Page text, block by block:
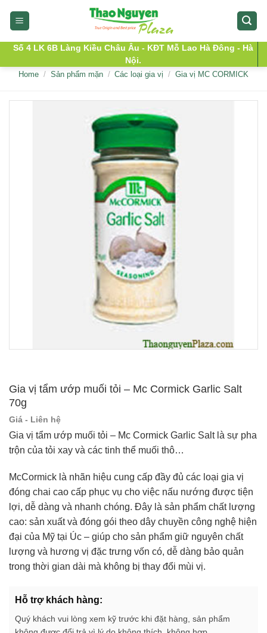
Số 4 LK 6B Làng Kiều Châu Âu - KĐT Mỗ Lao Hà Đông - Hà
Nội.
Home / Sản phẩm mặn / Các loại gia vị / Gia vị MC CORMICK
Gia vị tẩm ướp muối tỏi – Mc Cormick Garlic Salt
70g
Giá - Liên hệ
Gia vị tẩm ướp muối tỏi – Mc Cormick Garlic Salt là sự pha
trộn của tỏi xay và các tinh thể muối thô…
McCormick là nhãn hiệu cung cấp đầy đủ các loại gia vị
đóng chai cao cấp phục vụ cho việc nấu nướng được tiện
lợi, dễ dàng và nhanh chóng. Đây là sản phẩm chất lượng
cao: sản xuất và đóng gói theo dây chuyền công nghệ hiện
đại của Mỹ tại Úc – giúp cho sản phẩm giữ nguyên chất
lượng và hương vị đặc trưng vốn có, dễ dàng bảo quản
trong thời gian dài mà không bị thay đổi mùi vị.
Hỗ trợ khách hàng:
Quý khách vui lòng xem kỹ trước khi đặt hàng, sản phẩm